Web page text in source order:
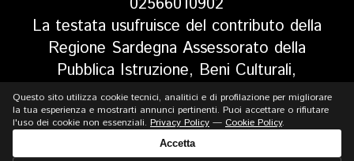
La testata usufruisce del contributo della
Regione Sardegna Assessorato della
Pubblica Istruzione, Beni Culturali,
Informazione, Spettacolo e Sport. Legge
regionale 13 aprile 2017 n. 5, art 8 comma
13
Questo sito utilizza cookie tecnici, analitici e di profilazione per migliorare
la tua esperienza e mostrarti annunci pertinenti. Puoi accettare o rifiutare
l'uso dei cookie non essenziali. Privacy Policy — Cookie Policy.
Accetta